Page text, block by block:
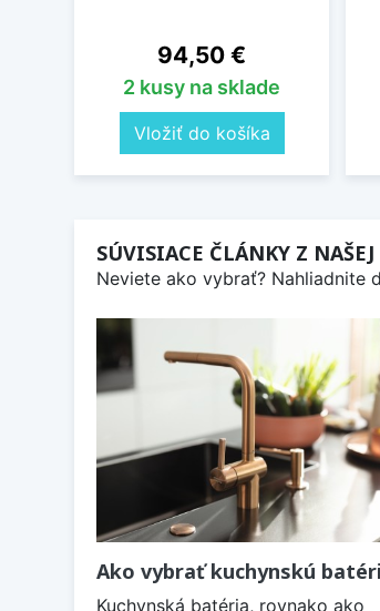
Cena
94,50 €
2 kusy na sklade
Vložiť do košíka
SÚVISIACE ČLÁNKY Z
Neviete ako vybrať? Nahliadnite
Ako vybrať kuchynskú
Kuchynská batéria, rovnako ako